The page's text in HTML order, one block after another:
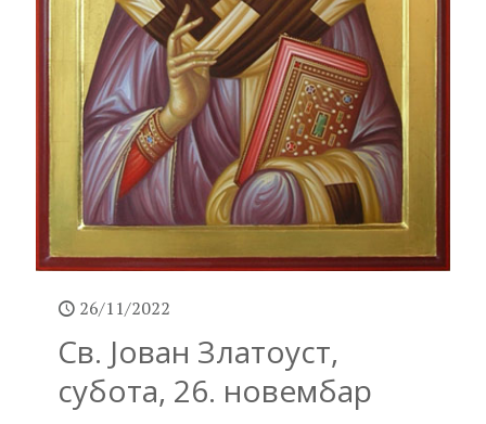
26/11/2022
Св. Јован Златоуст,
субота, 26. новембар